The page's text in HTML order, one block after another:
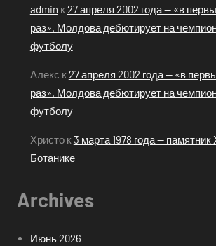
admin к 27 апреля 2002 года — «в
раз». Молдова дебютирует на
футболу
Алекс к 27 апреля 2002 года — «в
раз». Молдова дебютирует на
футболу
Христок 3 марта 1978 года —
Ботанике
Archives
Июнь 2026